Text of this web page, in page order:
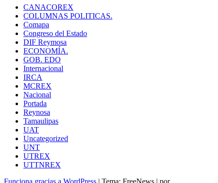
CANACOREX
COLUMNAS POLITICAS.
Comapa
Congreso del Estado
DIF Reymosa
ECONOMÍA.
GOB. EDO
Internacional
IRCA
MCREX
Nacional
Portada
Reynosa
Tamaulipas
UAT
Uncategorized
UNT
UTREX
UTTNREX
Funciona gracias a WordPress | Tema: FreeNews | por